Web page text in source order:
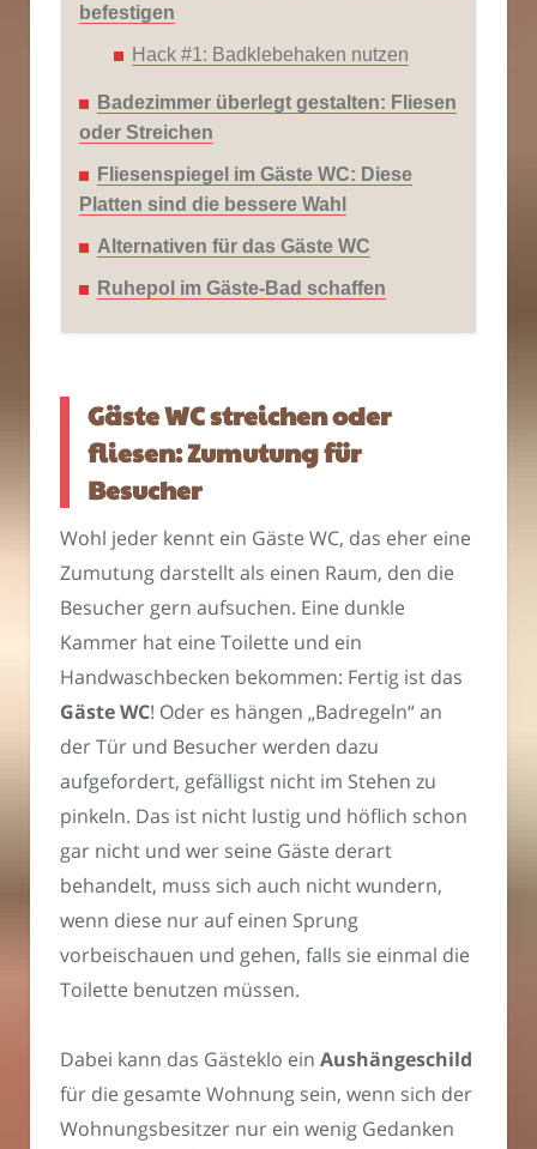
befestigen
Hack #1: Badklebehaken nutzen
Badezimmer überlegt gestalten: Fliesen
oder Streichen
Fliesenspiegel im Gäste WC: Diese
Platten sind die bessere Wahl
Alternativen für das Gäste WC
Ruhepol im Gäste-Bad schaffen
Gäste WC streichen oder
fliesen: Zumutung für
Besucher
Wohl jeder kennt ein Gäste WC, das eher eine
Zumutung darstellt als einen Raum, den die
Besucher gern aufsuchen. Eine dunkle
Kammer hat eine Toilette und ein
Handwaschbecken bekommen: Fertig ist das
Gäste WC! Oder es hängen „Badregeln“ an
der Tür und Besucher werden dazu
aufgefordert, gefälligst nicht im Stehen zu
pinkeln. Das ist nicht lustig und höflich schon
gar nicht und wer seine Gäste derart
behandelt, muss sich auch nicht wundern,
wenn diese nur auf einen Sprung
vorbeischauen und gehen, falls sie einmal die
Toilette benutzen müssen.
Dabei kann das Gästeklo ein Aushängeschild
für die gesamte Wohnung sein, wenn sich der
Wohnungsbesitzer nur ein wenig Gedanken